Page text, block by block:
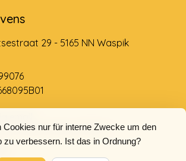
Cookies nur für interne Zwecke um den
zu verbessern. Ist das in Ordnung?
29 - 5165 NN Waspik